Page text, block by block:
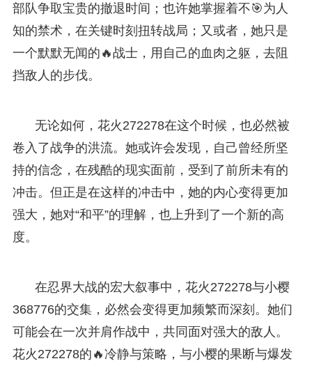
部队争取宝贵的撤退时间；也许她掌握着不🎯为人
知的禁术，在关键时刻扭转战局；又或者，她只是
一个默默无闻的🔥战士，用自己的血肉之躯，去阻
挡敌人的步伐。
无论如何，花火272278在这个时候，也必然被
卷入了战争的洪流。她或许会发现，自己曾经所坚
持的信念，在残酷的现实面前，受到了前所未有的
冲击。但正是在这样的冲击中，她的内心变得更加
强大，她对“和平”的理解，也上升到了一个新的高
度。
在忍界大战的宏大叙事中，花火272278与小樱
368776的交集，必然会变得更加频繁而深刻。她们
可能会在一次并肩作战中，共同面对强大的敌人。
花火272278的🔥冷静与策略，与小樱的果断与爆发